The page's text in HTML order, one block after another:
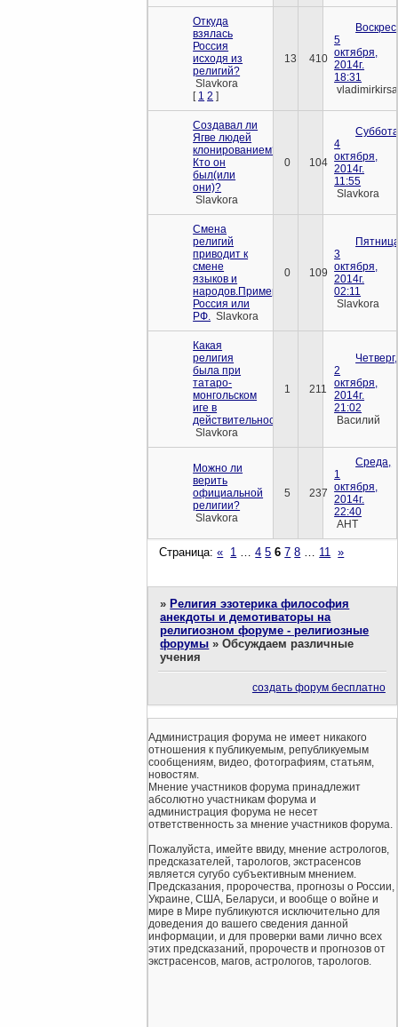
Откуда
взялась
Россия
исходя из
религий?
Slavkora
[ 1 2 ]
13 410
5
октября,
2014г.
18:31
Создавал ли
Ягве людей
клонированием?
Кто он
был(или
они)?
Slavkora
0 104
4
октября,
2014г.
11:55
Slavkora
Смена
религий
приводит к
смене
языков и
народов.Пример-
Россия или
РФ.
Slavkora
0 109
3
октября,
2014г.
02:11
Slavkora
Какая
религия
была при
татаро-
монгольском
иге в
действительности?
Slavkora
1 211
Четверг,
2
октября,
2014г.
21:02
Василий
Можно ли
верить
официальной
религии?
Slavkora
5 237
Среда,
1
октября,
2014г.
22:40
AHT
Страница:« 1 … 4 5 6 7 8 … 11 »
»Религия эзотерика философия
анекдоты и демотиваторы на
религиозном форуме - религиозные
форумы »Обсуждаем различные
учения
создать форум бесплатно
Администрация форума не имеет никакого
отношения к публикуемым, републикуемым
сообщениям, видео, фотографиям, статьям,
новостям.
Мнение участников форума принадлежит
абсолютно участникам форума и
администрация форума не несет
ответственность за мнение участников форума.
Пожалуйста, имейте ввиду, мнение астрологов,
предсказателей, тарологов, экстрасенсов
является сугубо субъективным мнением.
Предсказания, пророчества, прогнозы о России,
Украине, США, Беларуси, и вообще о войне и
мире в Мире публикуются исключительно для
доведения до вашего сведения данной
информации, и для проверки вами лично всех
этих предсказаний, пророчеств и прогнозов от
экстрасенсов, магов, астрологов, тарологов.